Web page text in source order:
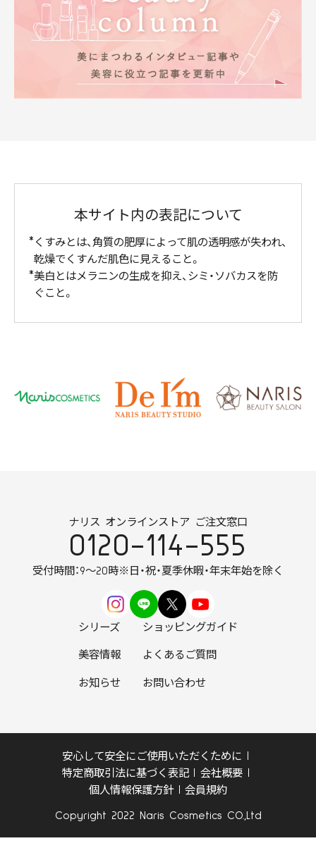
本サイト内の表記について
くすみとは、角質の肥厚によって肌の透明感が失われ、
乾燥でくすんだ肌色に見えること。
美白とはメラニンの生成を抑え、シミ・ソバカスを防
ぐこと。
ナリス オンラインストア ご注文窓口
0120-114-555
受付時間：9～20時※日・祝・夏季休暇・年末年始を除く
シリーズ ショッピングガイド
美容情報 よくあるご質問
お知らせ お問い合わせ
安心して安全にご使用いただくために
特定商取引法に基づく表記
会社概要
個人情報保護方針
会員規約
Copyright 2022 Naris Cosmetics CO.,Ltd